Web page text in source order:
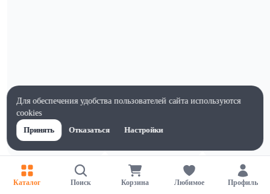
Характеристики
Ширина, мм
Каталог Поиск Корзина Любимое Профиль
Для обеспечения удобства пользователей сайта используются
cookies
Принять
Отказаться Настройки